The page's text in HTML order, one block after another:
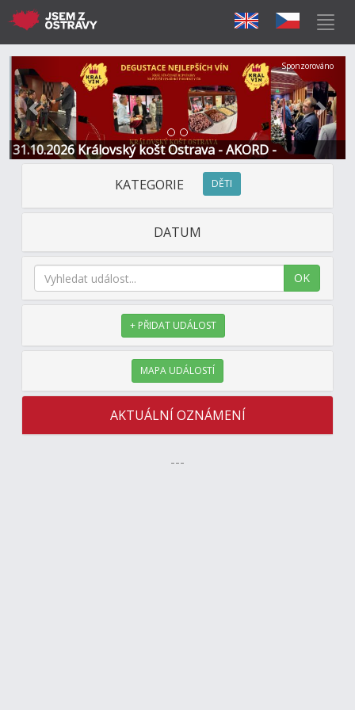
31.10.2026 Královský košt Ostrava - AKORD -
Restaurace a Hotel
Předchozí Další
Sponzorováno
KATEGORIE DĚTI
DATUM
OK
+ PŘIDAT UDÁLOST
MAPA UDÁLOSTÍ
AKTUÁLNÍ OZNÁMENÍ
---